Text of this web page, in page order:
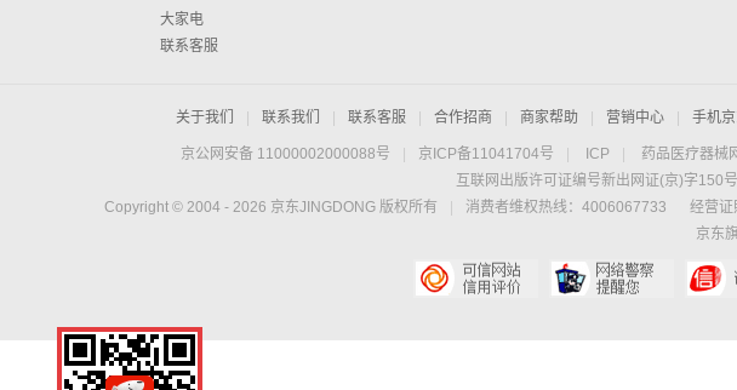
大家电
联系客服
关于我们 联系我们 联系客服 合作招商 商家帮助 营销中心 手机
京公网安备 11000002000088号 京ICP备11041704号 ICP 药品医疗器械
互联网出版许可证编号新出网证(京)字150号
Copyright © 2004 - 2026 京东JINGDONG 版权所有 消费者维权热线：4006067733 经营证
京东